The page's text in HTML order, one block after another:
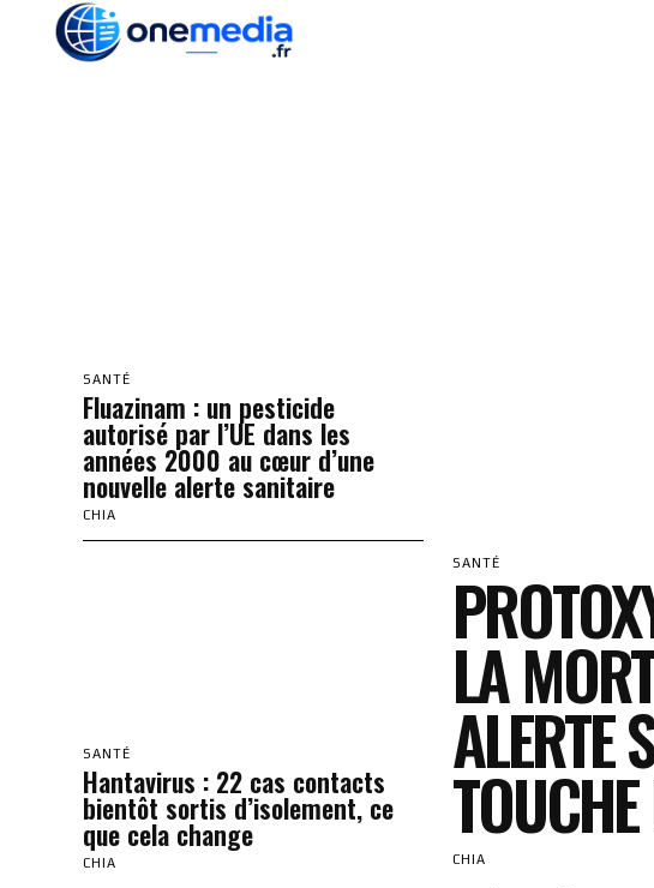
SANTÉ
Fluazinam : un pesticide
autorisé par l’UE dans les
années 2000 au cœur d’une
nouvelle alerte sanitaire
CHIA
SANTÉ
Hantavirus : 22 cas contacts
bientôt sortis d’isolement, ce
que cela change
CHIA
SANTÉ
LA
ALERTE
CHIA